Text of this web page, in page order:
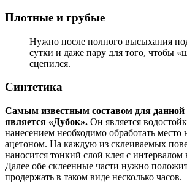
Плотные и грубые
Нужно после полного высыхания
сутки и даже пару для того, чтобы
сцепился.
Синтетика
Самым известным составом для данной
является «Дубок». Он является
нанесением необходимо обработать место
ацетоном. На каждую из склеиваемых
наносится тонкий слой клея с
Далее обе склеенные части нужно
продержать в таком виде несколько часов.